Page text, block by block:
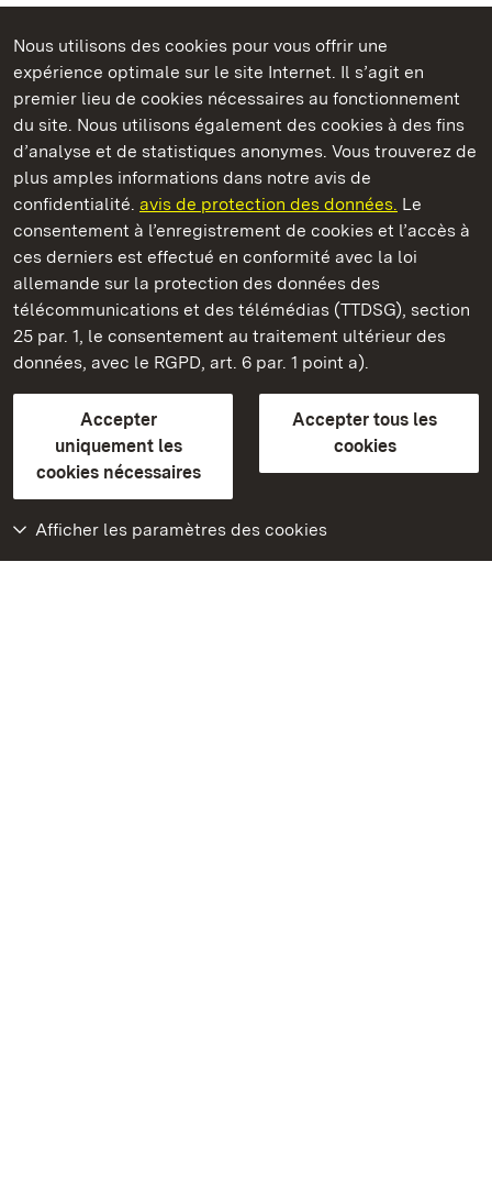
Nous utilisons des cookies pour vous offrir une
expérience optimale sur le site Internet. Il s’agit en
premier lieu de cookies nécessaires au fonctionnement
du site. Nous utilisons également des cookies à des fins
d’analyse et de statistiques anonymes. Vous trouverez de
plus amples informations dans notre avis de
confidentialité. avis de protection des données. Le
consentement à l’enregistrement de cookies et l’accès à
ces derniers est effectué en conformité avec la loi
allemande sur la protection des données des
télécommunications et des télémédias (TTDSG), section
25 par. 1, le consentement au traitement ultérieur des
données, avec le RGPD, art. 6 par. 1 point a).
Accepter
uniquement les
cookies nécessaires
Accepter tous les
cookies
Afficher les paramètres des cookies
Châteaux et jardins publics du Bade-Wurtemberg
Staatliche Schlösser und Gärten Baden‑Württemberg
Châteaux et jardins publics du Bade-Wurtemberg
ContactFAQ et réponsesMentions légales
Protection des données
Explications sur l’accessibilité
BITV-konform (geprüfte Seiten)
plus loin
Accueil
Monuments
Rendez-nous visite